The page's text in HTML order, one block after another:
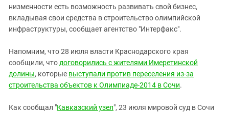
низменности есть возможность развивать свой бизнес,
вкладывая свои средства в строительство олимпийской
инфраструктуры, сообщает агентство "Интерфакс".
Напомним, что 28 июля власти Краснодарского края
сообщили, что договорились с жителями Имеретинской
долины, которые выступали против переселения из-за
строительства объектов к Олимпиаде-2014 в Сочи.
Как сообщал "Кавказский узел", 23 июля мировой суд в Сочи